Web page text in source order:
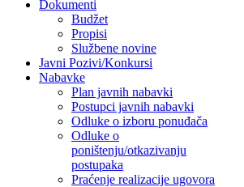
Dokumenti
Budžet
Propisi
Službene novine
Javni Pozivi/Konkursi
Nabavke
Plan javnih nabavki
Postupci javnih nabavki
Odluke o izboru ponuđača
Odluke o
poništenju/otkazivanju
postupaka
Praćenje realizacije ugovora